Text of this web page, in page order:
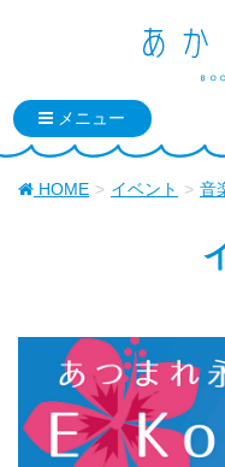
HOME イベント 音